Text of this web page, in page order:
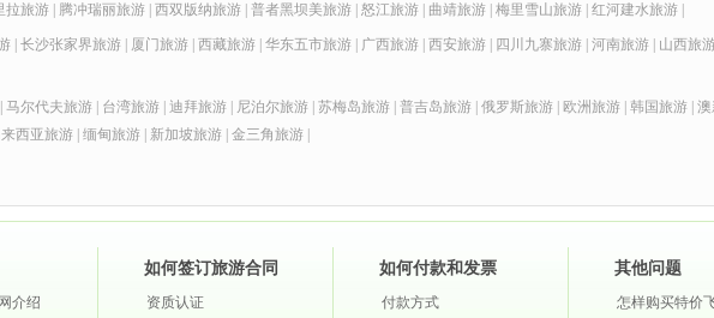
拉旅游 腾冲瑞丽旅游 西双版纳旅游 普者黑坝美旅游 怒江旅游 曲靖旅游 梅里雪山旅游 红河建水旅游
长沙张家界旅游 厦门旅游 西藏旅游 华东五市旅游 广西旅游 西安旅游 四川九寨旅游 河南旅游 山西旅
马尔代夫旅游 台湾旅游 迪拜旅游 尼泊尔旅游 苏梅岛旅游 普吉岛旅游 俄罗斯旅游 欧洲旅游 韩国旅游
西亚旅游 缅甸旅游 新加坡旅游 金三角旅游
介绍
如何签订旅游合同
资质认证
如何付款和发票
付款方式
其他问题
怎样购买特价